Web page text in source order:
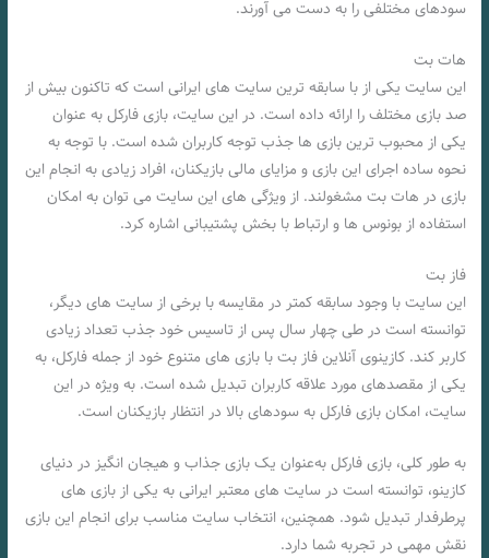
سودهای مختلفی را به دست می‌ آورند.
هات بت
این سایت یکی از با سابقه‌ ترین سایت‌ های ایرانی است که تاکنون بیش از
صد بازی مختلف را ارائه داده است. در این سایت، بازی فارکل به عنوان
یکی از محبوب‌ ترین بازی‌ ها جذب توجه کاربران شده است. با توجه به
نحوه ساده اجرای این بازی و مزایای مالی بازیکنان، افراد زیادی به انجام این
بازی در هات بت مشغولند. از ویژگی‌ های این سایت می‌ توان به امکان
استفاده از بونوس‌ ها و ارتباط با بخش پشتیبانی اشاره کرد.
فاز بت
این سایت با وجود سابقه کمتر در مقایسه با برخی از سایت‌ های دیگر،
توانسته است در طی چهار سال پس از تاسیس خود جذب تعداد زیادی
کاربر کند. کازینوی آنلاین فاز بت با بازی‌ های متنوع خود از جمله فارکل، به
یکی از مقصدهای مورد علاقه کاربران تبدیل شده است. به ویژه در این
سایت، امکان بازی فارکل به سودهای بالا در انتظار بازیکنان است.
به‌ طور کلی، بازی فارکل به‌عنوان یک بازی جذاب و هیجان‌ انگیز در دنیای
کازینو، توانسته است در سایت‌ های معتبر ایرانی به یکی از بازی‌ های
پرطرفدار تبدیل شود. همچنین، انتخاب سایت مناسب برای انجام این بازی
نقش مهمی در تجربه شما دارد.